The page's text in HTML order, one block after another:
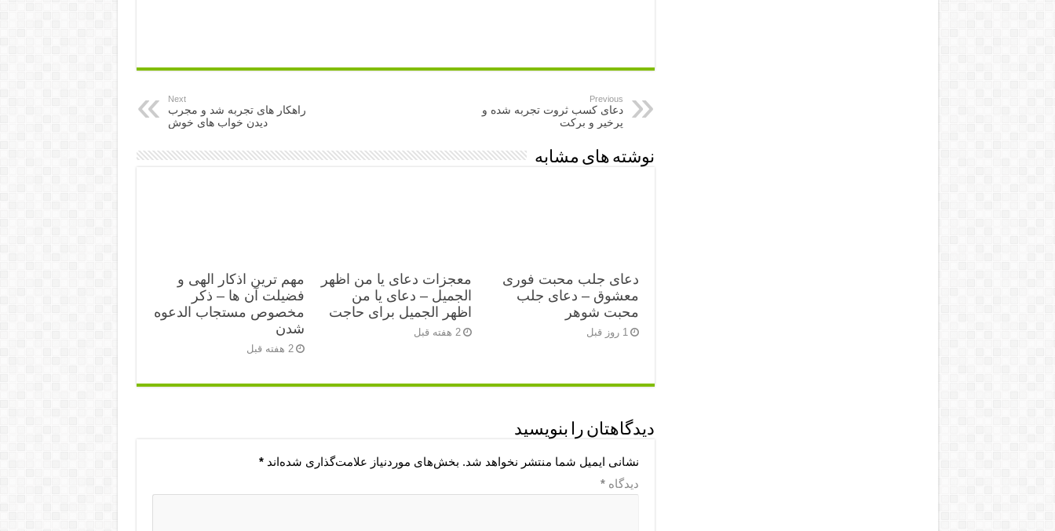
Previous
دعای کسب ثروت تجربه شده و
پرخیر و برکت
Next
راهکار های تجربه شد و مجرب
دیدن خواب های خوش
نوشته های مشابه
دعای جلب محبت فوری
معشوق – دعای جلب
محبت شوهر
1 روز قبل
معجزات دعای یا من اظهر
الجمیل – دعای یا من
اظهر الجمیل برای حاجت
2 هفته قبل
مهم ترین اذکار الهی و
فضیلت آن ها – ذکر
مخصوص مستجاب الدعوه
شدن
2 هفته قبل
دیدگاهتان را بنویسید
نشانی ایمیل شما منتشر نخواهد شد. بخش‌های موردنیاز علامت‌گذاری شده‌اند*
دیدگاه*